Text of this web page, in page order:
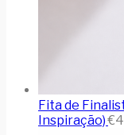
Fita de
Inspiração) €